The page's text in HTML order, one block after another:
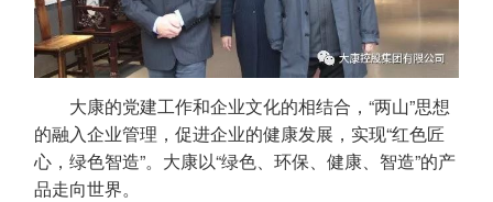
大康的党建工作和企业文化的相结合，“两山”思想
的融入企业管理，促进企业的健康发展，实现“红色匠
心，绿色智造”。大康以“绿色、环保、健康、智造”的产
品走向世界。